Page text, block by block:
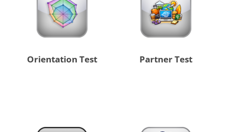
Orientation Test Partner Test